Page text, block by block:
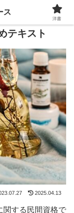
テキスト
2025.04.13
関する民間資格で
ス
洋書